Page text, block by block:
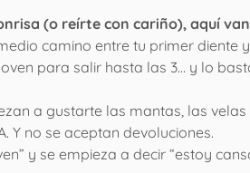
(o reírte con cariño), aquí
camino entre tu primer diente
para salir hasta las 3… y lo
a gustarte las mantas, las velas
Y no se aceptan devoluciones.
y se empieza a decir “estoy